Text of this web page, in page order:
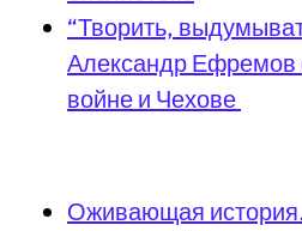
“Творить,
Александр Ефремов
войне и Чехове
Оживающая